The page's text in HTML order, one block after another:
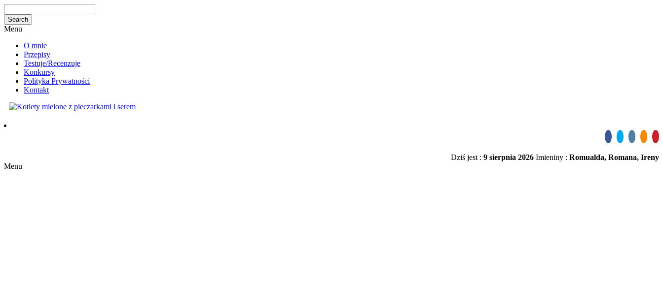
Menu
O mnie
Przepisy
Testuje/Recenzuje
Konkursy
Polityka Prywatności
Kontakt
Dziś jest : 9 sierpnia 2026 Imieniny : Romualda, Romana, Ireny
Menu